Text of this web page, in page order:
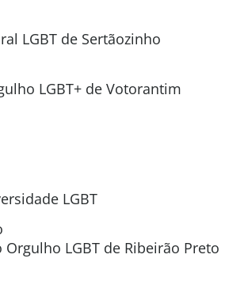
LGBT de Sertãozinho
LGBT+ de Votorantim
LGBT
Orgulho LGBT de Ribeirão Preto